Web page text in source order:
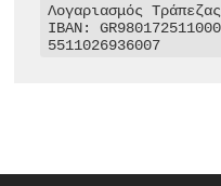
Λογαριασμός
IBAN:
5511026936007